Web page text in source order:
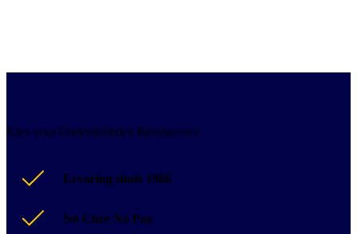
Kies voor Onderdelinden Rioolservice
Ervaring sinds 1986
No Cure No Pay